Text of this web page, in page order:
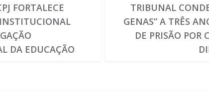
FORTALECE
DA EDUCAÇÃO
TRIBUNAL
GENAS” A TRÊS
DE PRISÃO POR